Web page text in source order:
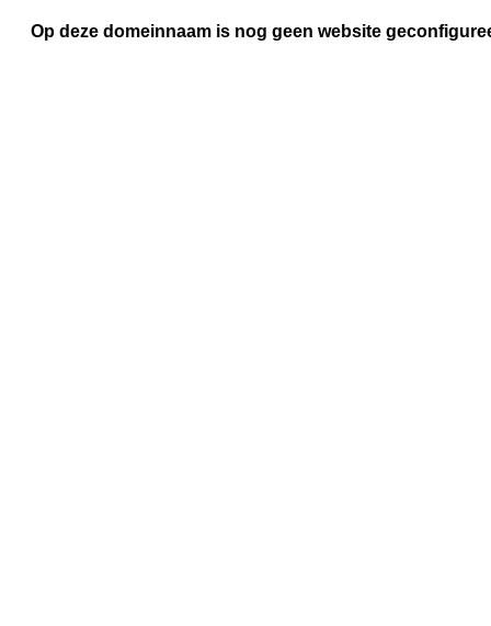
Op deze domeinnaam is nog geen website